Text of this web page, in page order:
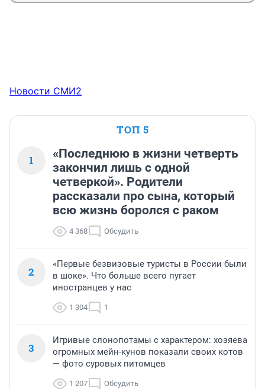
Новости СМИ2
ТОП 5
1
«Последнюю в жизни четверть
закончил лишь с одной
четверкой». Родители
рассказали про сына, который
всю жизнь боролся с раком
4 368 Обсудить
2
«Первые безвизовые туристы в России были
в шоке». Что больше всего пугает
иностранцев у нас
1 304 1
3
Игривые слонопотамы с характером: хозяева
огромных мейн-кунов показали своих котов
— фото суровых питомцев
1 207 Обсудить